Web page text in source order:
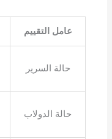
عامل التقييم
حالة السرير
حالة الدولاب